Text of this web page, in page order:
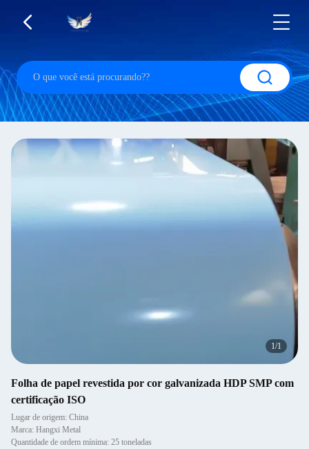
1/1
Folha de papel revestida por cor galvanizada HDP SMP com
certificação ISO
Lugar de origem: China
Marca: Hangxi Metal
Quantidade de ordem mínima: 25 toneladas